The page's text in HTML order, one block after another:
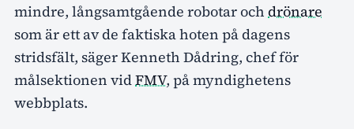
mindre, långsamtgående robotar och drönare
som är ett av de faktiska hoten på dagens
stridsfält, säger Kenneth Dådring, chef för
målsektionen vidFMV, på myndighetens
webbplats.